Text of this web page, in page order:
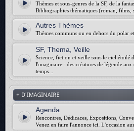
Thèmes et sous-genres de la SF, de la
Bibliographies thématiques (roman, films,
Autres Thèmes
Thèmes communs ou en dehors du polar
SF, Thema, Veille
Science, fiction et veille sous le ciel étoilé
l'imaginaire : des créatures de légende
temps...
+ D'IMAGINAIRE
Agenda
Rencontres, Dédicaces, Expositions,
Venez en faire l'annonce ici. L'occasion